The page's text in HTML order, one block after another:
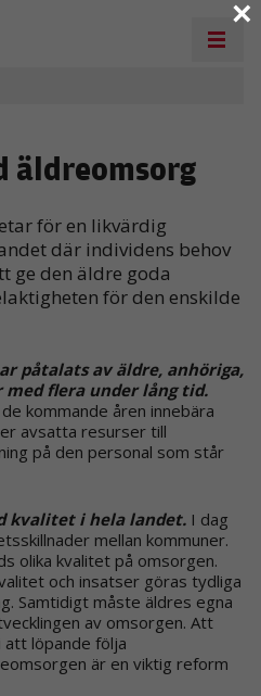
äldreomsorg
för en likvärdig
där individens behov
ge den äldre goda
för den enskilde
påtalats av äldre, anhöriga,
flera under lång tid.
kommande åren innebära
avsatta resurser till
på den personal som står
kvalitet i hela landet. I dag
mellan kommuner.
olika kvalitet på omsorgen.
och insatser göras tydliga
Samtidigt måste äldres egna
av omsorgen. Att
att löpande följa
är en viktig reform
×